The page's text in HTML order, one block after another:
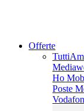
Offerte
Tutti
Ho
Poste